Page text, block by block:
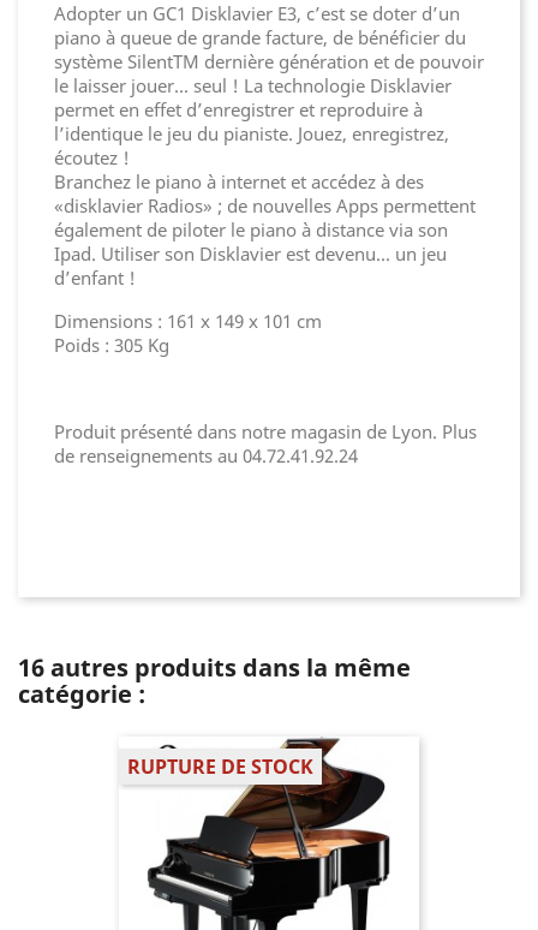
Adopter un GC1 Disklavier E3, c’est se doter d’un
piano à queue de grande facture, de bénéficier du
système SilentTM dernière génération et de pouvoir
le laisser jouer... seul ! La technologie Disklavier
permet en effet d’enregistrer et reproduire à
l’identique le jeu du pianiste. Jouez, enregistrez,
écoutez !
Branchez le piano à internet et accédez à des
«disklavier Radios» ; de nouvelles Apps permettent
également de piloter le piano à distance via son
Ipad. Utiliser son Disklavier est devenu... un jeu
d’enfant !
Dimensions : 161 x 149 x 101 cm
Poids : 305 Kg
Produit présenté dans notre magasin de Lyon. Plus
de renseignements au 04.72.41.92.24
16 autres produits dans la même
catégorie :
RUPTURE DE STOCK